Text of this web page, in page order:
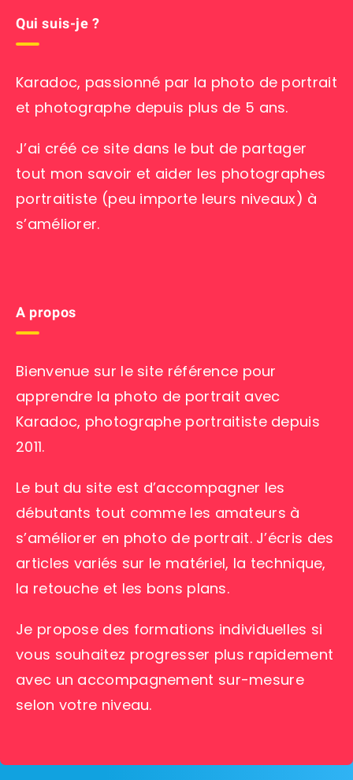
Qui suis-je ?
Karadoc, passionné par la photo de portrait
et photographe depuis plus de 5 ans.
J’ai créé ce site dans le but de partager
tout mon savoir et aider les photographes
portraitiste (peu importe leurs niveaux) à
s’améliorer.
A propos
Bienvenue sur le site référence pour
apprendre la photo de portrait avec
Karadoc, photographe portraitiste depuis
2011.
Le but du site est d’accompagner les
débutants tout comme les amateurs à
s’améliorer en photo de portrait. J’écris des
articles variés sur le matériel, la technique,
la retouche et les bons plans.
Je propose des formations individuelles si
vous souhaitez progresser plus rapidement
avec un accompagnement sur-mesure
selon votre niveau.